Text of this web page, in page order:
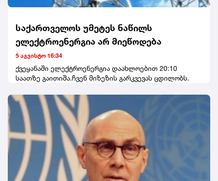
საქართველოს უმეტეს ნაწილს
ელექტროენერგია არ მიეწოდება
5 აგვისტო 16:34
ქვეყანაში ელექტროენერგია დაახლოებით 20:10
საათზე გაითიშა.ჩვენ მიზეზის გარკვევას ცდილობს.